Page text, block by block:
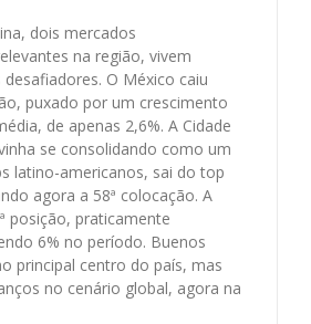
dois mercados
na região, vivem
O México caiu
puxado por um crescimento
de apenas 2,6%. A Cidade
se consolidando como um
latino-americanos, sai do top
agora a 58ª colocação. A
posição, praticamente
6% no período. Buenos
principal centro do país, mas
no cenário global, agora na